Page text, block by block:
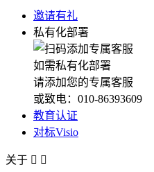
邀请有礼
私有化部署
如需私有化部署
请添加您的专属客服
或致电：010-86393609
教育认证
对标Visio
关于  